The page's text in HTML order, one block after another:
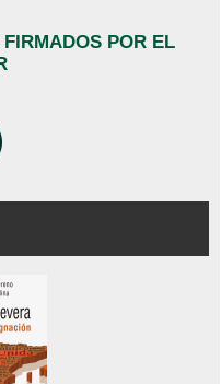
POR EL